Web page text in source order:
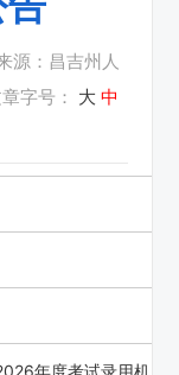
源：昌吉州人
字号： 大 中
年度考试录用机关